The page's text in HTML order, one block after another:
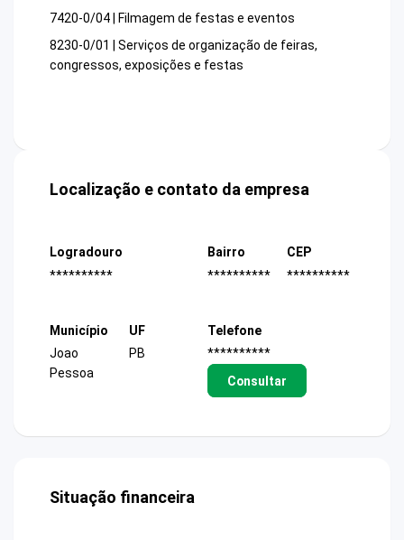
7420-0/04 | Filmagem de festas e eventos
8230-0/01 | Serviços de organização de feiras,
congressos, exposições e festas
Localização e contato da empresa
Logradouro
**********
Bairro
**********
CEP
**********
Município
Joao
Pessoa
UF
PB
Telefone
**********
Consultar
Situação financeira